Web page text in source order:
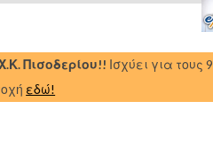
Πισοδερίου!! Ισχύει για τους
εδώ!